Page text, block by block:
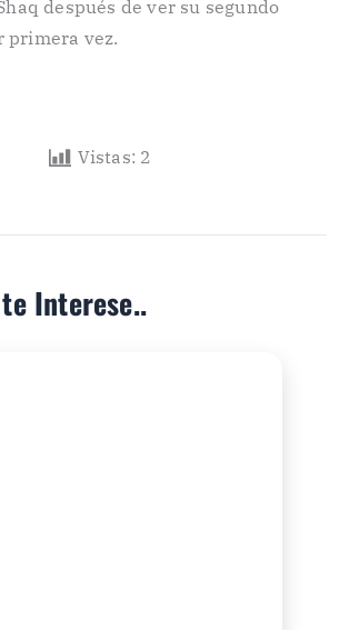
después de ver su segundo
primera vez.
Vistas: 2
Interese..